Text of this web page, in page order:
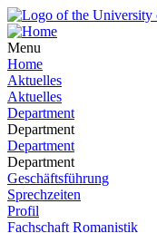
Menu
Home
Aktuelles
Aktuelles
Department
Department
Department
Department
Geschäftsführung
Sprechzeiten
Profil
Fachschaft Romanistik